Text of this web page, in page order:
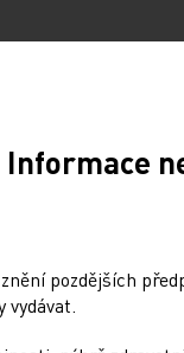
pozdějších